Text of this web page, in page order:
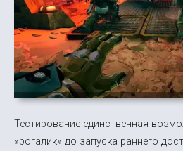
Тестирование единственная
«рогалик» до запуска раннего